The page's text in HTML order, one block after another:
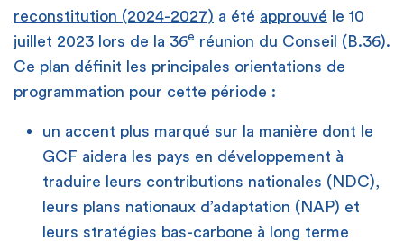
reconstitution (2024-2027) a été approuvé le 10
juillet 2023 lors de la 36e réunion du Conseil (B.36).
Ce plan définit les principales orientations de
programmation pour cette période :
un accent plus marqué sur la manière dont le
GCF aidera les pays en développement à
traduire leurs contributions nationales (NDC),
leurs plans nationaux d’adaptation (NAP) et
leurs stratégies bas-carbone à long terme